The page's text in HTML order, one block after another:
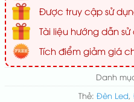
Được truy cập sử
Tài liệu hướng dẫn sử
Tích điểm giảm giá
Danh
Thẻ: Đèn Led,